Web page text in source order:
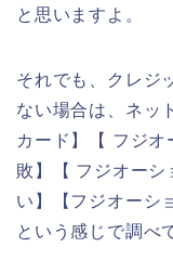
と思いますよ。
それでも、クレジ
ない場合は、ネッ
カード】【 フジ
敗】【 フジオー
い】【フジオーシ
という感じで調べ